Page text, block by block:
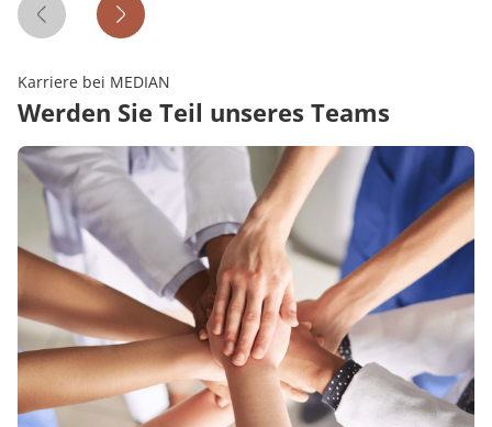
Vorheriges ZitatNächstes Zitat
Karriere bei MEDIAN
Werden Sie Teil unseres Teams